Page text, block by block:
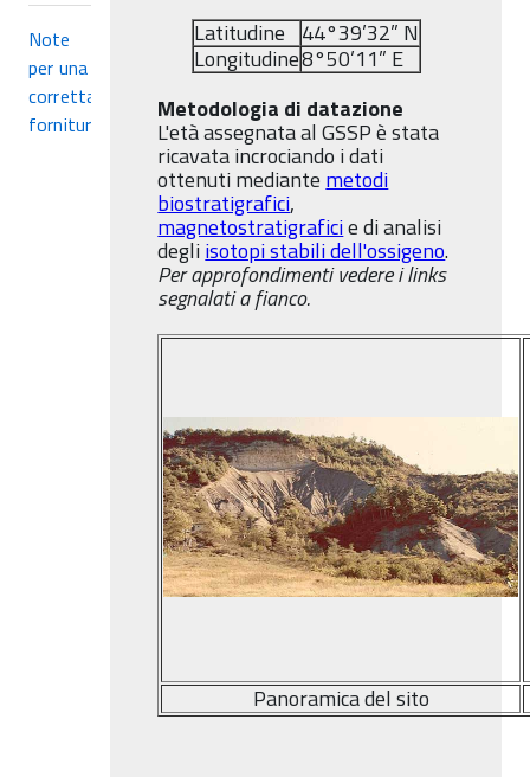
Note
per una
corretta
fornitura
Latitudine 44°39’32” N
Longitudine8°50’11” E
Metodologia di datazione
L'età assegnata al GSSP è stata
ricavata incrociando i dati
ottenuti mediante metodi
biostratigrafici,
magnetostratigraficie di analisi
degliisotopi stabili dell'ossigeno.
Per approfondimenti vedere i links
segnalati a fianco.
Panoramica del sito